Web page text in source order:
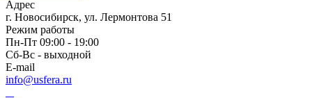
Адрес
г. Новосибирск, ул. Лермонтова 51
Режим работы
Пн-Пт 09:00 - 19:00
Сб-Вс - выходной
E-mail
info@usfera.ru